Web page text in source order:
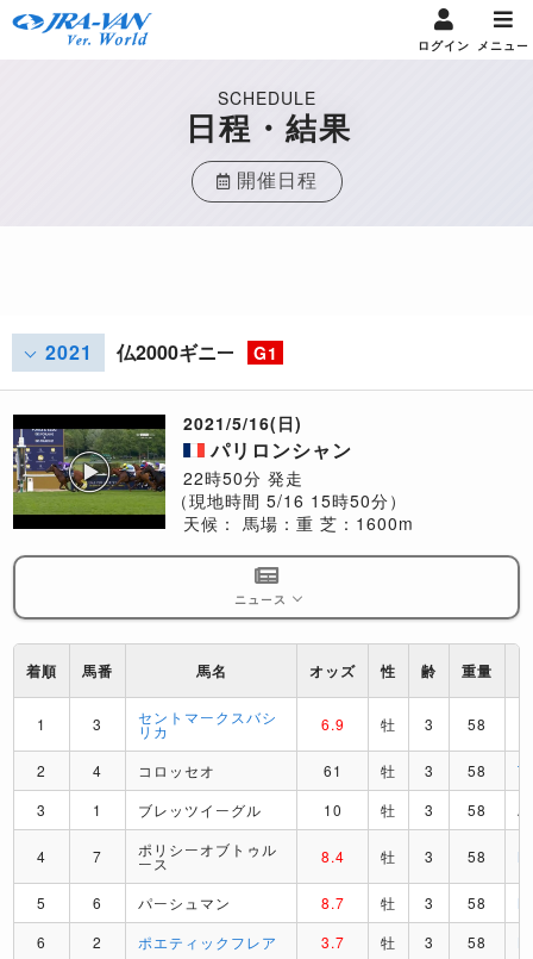
ログイン メニュー
SCHEDULE
日程・結果
開催日程
2021 仏2000ギニー G1
2021/5/16(日)
パリロンシャン
22時50分 発走
（現地時間 5/16 15時50分）
天候： 馬場：重 芝：1600m
ニュース
着順 馬番 馬名 オッズ 性 齢 重量
1 3 セントマークスバシ
リカ 6.9 牡 3 58
2 4 コロッセオ 61 牡 3 58
T
3
1 ブレッツイーグル 10 牡 3 58 A
4 7 ポリシーオブトゥル
ース 8.4 牡 3 58
5 6 パーシュマン 8.7 牡 3 58
6
2 ポエティックフレア 3.7 牡 3 58